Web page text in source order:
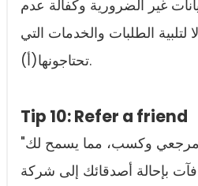
غير الضرورية وكفالة عدم
لتلبية الطلبات والخدمات التي
تحتاجونها(أ).
Tip 10: Refer a friend
"الهاوتل" تقدم برنامج مرجعي وكسب، مما يسمح لك
بإحالة أصدقائك إلى شركة